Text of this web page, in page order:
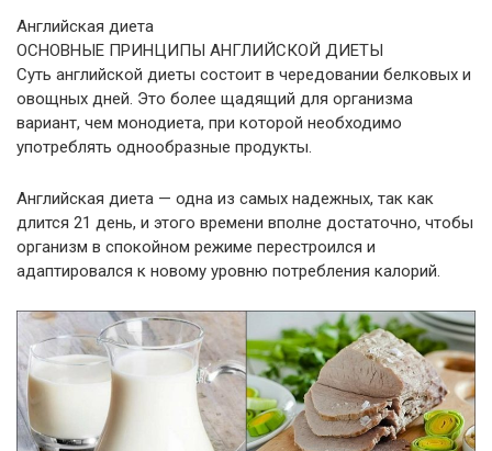
Английская диета
ОСНОВНЫЕ ПРИНЦИПЫ АНГЛИЙСКОЙ ДИЕТЫ
Суть английской диеты состоит в чередовании белковых и
овощных дней. Это более щадящий для организма
вариант, чем монодиета, при которой необходимо
употреблять однообразные продукты.
Английская диета — одна из самых надежных, так как
длится 21 день, и этого времени вполне достаточно, чтобы
организм в спокойном режиме перестроился и
адаптировался к новому уровню потребления калорий.